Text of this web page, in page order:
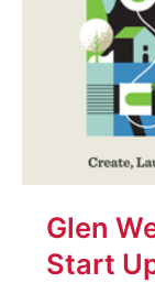
Glen
Start